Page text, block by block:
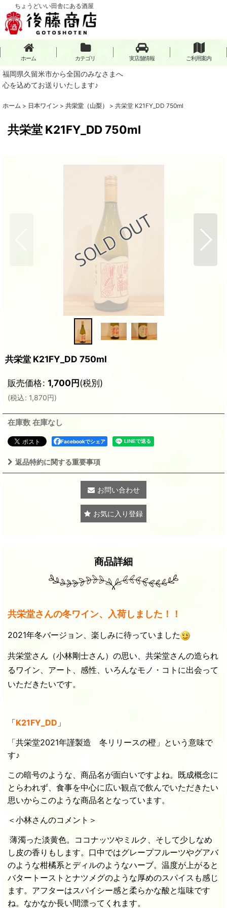
ちょうどいい田舎にある酒屋
ホーム カテゴリ 実店舗情報 ご利用案内
福岡県久留米市から全国のみなさまへ
心を込めてお送りいたします♪
ホーム > 日本ワイン > 共栄堂（山梨） > 共栄堂 K21FY_DD 750ml
共栄堂 K21FY_DD 750ml
共栄堂 K21FY_DD 750ml
販売価格: 1,700円(税別)
(税込: 1,870円)
在庫数 在庫なし
Facebookでシェア
返品特約に関する重要事項
お問い合わせ
お気に入り登録
商品詳細
共栄堂さんの冬ワイン、入荷しました！！
2021年冬バージョン、楽しみに待っていました
共栄堂さん（小林剛士さん）の思い、共栄堂さんの造られ
るワイン、アート、感性、いろんなモノ・コトに出会って
いただきたいです。
「K21FY_DD 」
「共栄堂2021年謹製造 冬リリースの橙」という意味で
す♪
この暗号のような、商品名が面白いですよね。既成概念に
とらわれず、食事を中心に広い観点で飲んでいただきたい
思いからこのような商品名となっています。
＜小林さんのコメント＞
薄濁った淡黄色。ココナッツやミルク、そして少しなめ
し皮の香りもします。口中ではグレープフルーツやグアバ
のような柑橘系とディルのようなハーブ。温度が上がると
バタートーストとナツメグのような厚めのスパイスも感じ
ます。アフターはスパイシー感と柔らかな酸と塩味です
ね。なかなか長い間漂ってくれます。